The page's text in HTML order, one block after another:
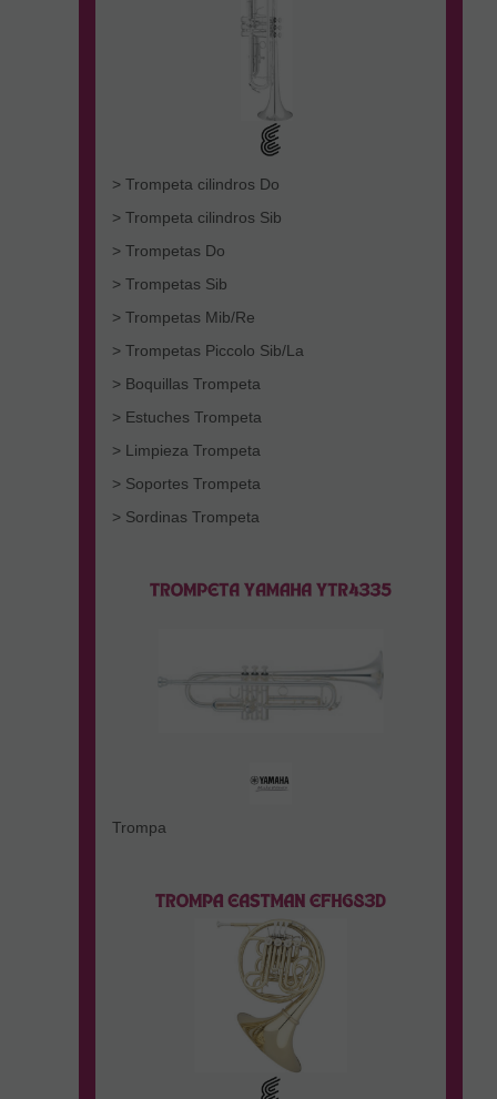
> Trompeta cilindros Do
> Trompeta cilindros Sib
> Trompetas Do
> Trompetas Sib
> Trompetas Mib/Re
> Trompetas Piccolo Sib/La
> Boquillas Trompeta
> Estuches Trompeta
> Limpieza Trompeta
> Soportes Trompeta
> Sordinas Trompeta
Trompa